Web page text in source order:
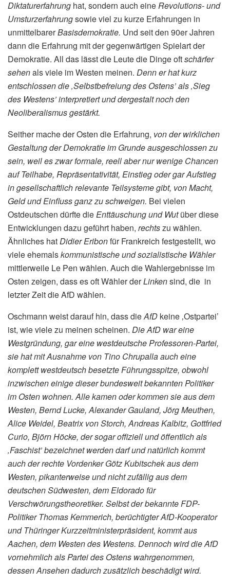
Diktaturerfahrung hat, sondern auch eineRevolutions- und
Umsturzerfahrungsowie viel zu kurze Erfahrungen in
unmittelbarerBasisdemokratie. Und seit den 90er Jahren
dann die Erfahrung mit der gegenwärtigen Spielart der
Demokratie. All das lässt die Leute die Dinge oftschärfer
sehenals viele im Westen meinen. Denn er hat kurz
entschlossen die ‚Selbstbefreiung des Ostens’ als ‚Sieg
des Westens’ interpretiert und dergestalt noch den
Neoliberalismus gestärkt.
Seither mache der Osten die Erfahrung, von der wirklichen
Gestaltung der Demokratie im Grunde ausgeschlossen zu
sein, weil es zwar formale, reell aber nur wenige Chancen
auf Teilhabe, Repräsentativität, Einstieg oder gar Aufstieg
in gesellschaftlich relevante Teilsysteme gibt, von Macht,
Geld und Einfluss ganz zu schweigen. Bei vielen
Ostdeutschen dürfte dieEnttäuschung und Wutüber diese
Entwicklungen dazu geführt haben, rechtszu wählen.
Ähnliches hatDidier Eribonfür Frankreich festgestellt, wo
viele ehemalskommunistische und sozialistische Wähler
mittlerweile Le Pen wählen. Auch die Wahlergebnisse im
Osten zeigen, dass es oft Wähler derLinkensind, die in
letzter Zeit die AfD wählen.
Oschmann weist darauf hin, dass dieAfD keine ‚Ostpartei’
ist, wie viele zu meinen scheinen. Die AfD war eine
Westgründung, gar eine westdeutsche Professoren-Partei,
sie hat mit Ausnahme von Tino Chrupalla auch eine
komplett westdeutsch besetzte Führungsspitze, obwohl
inzwischen einige dieser bundesweit bekannten Politiker
im Osten wohnen. Alle kamen oder kommen sie aus dem
Westen, Bernd Lucke, Alexander Gauland, Jörg Meuthen,
Alice Weidel, Beatrix von Storch, Andreas Kalbitz, Gottfried
Curio, Björn Höcke, der sogar offiziell und öffentlich als
‚Faschist’ bezeichnet werden darf und natürlich kommt
auch der rechte Vordenker Götz Kubitschek aus dem
Westen, pikanterweise und nicht zufällig aus dem
deutschen Südwesten, dem Eldorado für
Verschwörungstheoretiker. Selbst der bekannte FDP-
Politiker Thomas Kemmerich, berüchtigter AfD-Kooperator
und ThüringerKurzzeitministerpräsident, kommt aus
Aachen, dem Westen des Westens. Dennoch wird die AfD
vornehmlich als Partei des Ostens wahrgenommen,
dessen Ansehen dadurch zusätzlich beschädigt wird.